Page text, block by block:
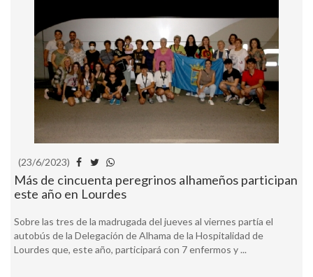
(23/6/2023)
Más de cincuenta peregrinos alhameños participan
este año en Lourdes
Sobre las tres de la madrugada del jueves al viernes partía el
autobús de la Delegación de Alhama de la Hospitalidad de
Lourdes que, este año, participará con 7 enfermos y ...